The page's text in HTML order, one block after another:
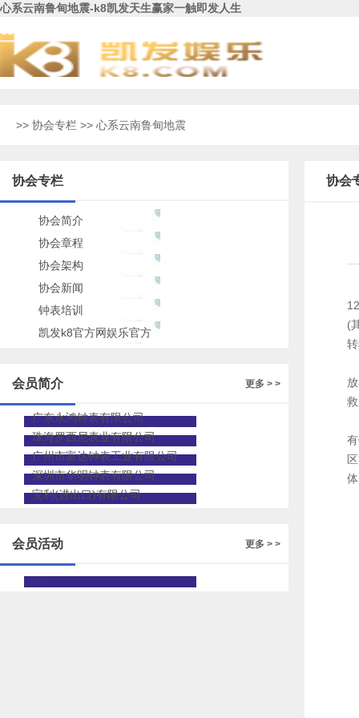
心系云南鲁甸地震-k8凯发天生赢家一触即发人生
>> 协会专栏 >> 心系云南鲁甸地震
协会专栏
协会简介
协会章程
协会架构
协会新闻
钟表培训
凯发k8官方网娱乐官方
更多 > >
会员简介
广东永鸿钟表有限公司
珠海罗西尼表业有限公司
广州市富达钟表工业有限公司
深圳市华明钟表有限公司
宝利(进出口)有限公司
更多 > >
会员活动
协会
(